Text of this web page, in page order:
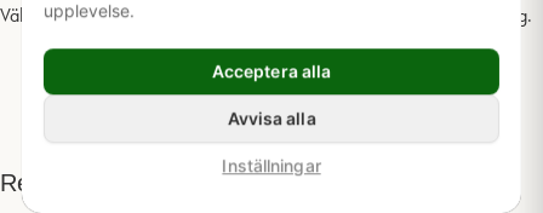
upplevelse.
Acceptera alla
Avvisa alla
Inställningar
Välkommen attkontakta oss för mer information och teknisk rådgivning.
Relaterade produkter